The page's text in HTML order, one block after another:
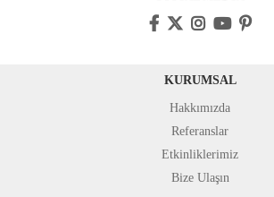
KURUMSAL
Hakkımızda
Referanslar
Etkinliklerimiz
Bize Ulaşın